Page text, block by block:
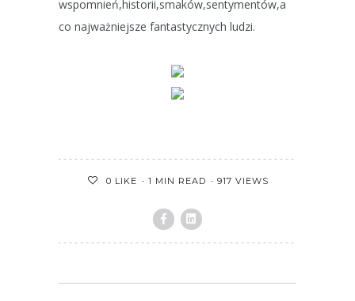
wspomnień,historii,smaków,sentymentów,a
co najważniejsze fantastycznych ludzi.
0 LIKE 1 MIN READ 917 VIEWS